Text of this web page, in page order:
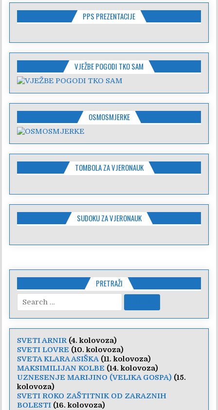
PPS PREZENTACIJE
VJEŽBE POGODI TKO SAM
OSMOSMJERKE
TOMBOLA ZA VJERONAUK
SUDOKU ZA VJERONAUK
PRETRAŽI
Search
for:
SVETI ARNIR (4. kolovoza)
SVETI LOVRE (10. kolovoza)
SVETA KLARA ASIŠKA (11. kolovoza)
MAKSIMILIJAN KOLBE (14. kolovoza)
UZNESENJE MARIJINO (VELIKA GOSPA) (15.
kolovoza)
SVETI ROKO ZAŠTITNIK OD ZARAZNIH
BOLESTI (16. kolovoza)